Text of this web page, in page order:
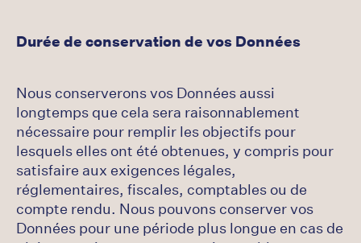
Durée de conservation de vos Données
Nous conserverons vos Données aussi
longtemps que cela sera raisonnablement
nécessaire pour remplir les objectifs pour
lesquels elles ont été obtenues, y compris pour
satisfaire aux exigences légales,
réglementaires, fiscales, comptables ou de
compte rendu. Nous pouvons conserver vos
Données pour une période plus longue en cas de